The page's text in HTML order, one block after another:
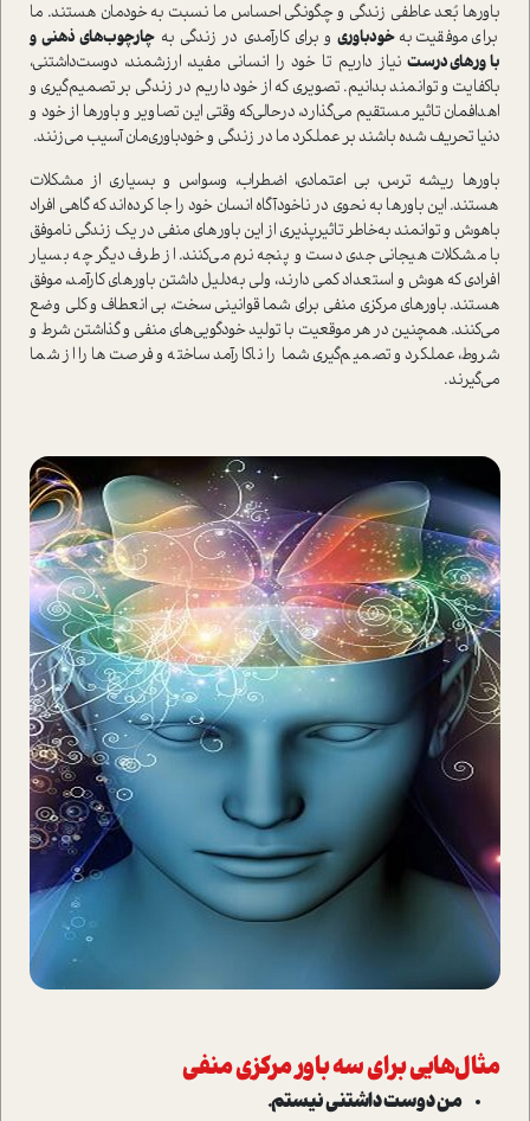
باورها بُعد عاطفی زندگی و چگونگی احساس ما نسبت به خودمان هستند. ما
برای موفقیت بهخودباوری و برای کارآمدی در زندگی به چارچوب‌های ذهنی و
باورهای درستنیاز داریم تا خود را انسانی مفید، ارزشمند، دوست‌داشتنی،
باکفایت و توانمند بدانیم. تصویری‌ که از خود داریم در زندگی‌ بر تصمیم‌گیری‌‌‌ و
اهدافمان تاثیر مستقیم می‌گذارد، درحالی‌که وقتی این تصاویر و باورها از خود و
دنیا تحریف شده باشند بر عملکرد ما در زندگی و خودباوری‌مان آسیب می‌زنند.
باورها ریشه‌ ترس‌، بی اعتمادی، اضطراب، وسواس‌ و بسیاری از مشکلات
هستند. این باورها به نحوی در ناخودآگاه انسان خود را جا کرده‌اند که گاهی افراد
باهوش و توانمند به‌خاطر تاثیرپذیری از این باورهای منفی در یک زندگی ناموفق
با مشکلات هیجانی جدی دست و پنجه نرم می‌کنند. از طرف دیگر چه بسیار
افرادی که هوش و استعداد کمی دارند، ولی به‌دلیل داشتن باورهای کارآمد، موفق
هستند. باورهای مرکزی منفی برای شما قوانینی سخت، بی انعطاف و کلی وضع
می‌کنند. همچنین در هر موقعیت با تولید خودگویی‌های منفی و گذاشتن شرط و
شروط، عملکرد و تصمیم‌گیری شما را ناکارآمد ساخته و فرصت‌ها را از شما
می‌گیرند.
مثال‌هایی برای سه باور مرکزی منفی
من دوست داشتنی نیستم.